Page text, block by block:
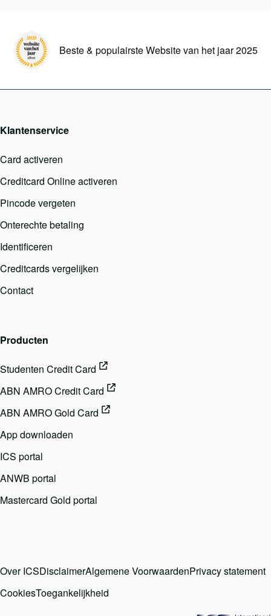
Beste & populairste Website van het jaar 2025
Klantenservice
Card activeren
Creditcard Online activeren
Pincode vergeten
Onterechte betaling
Identificeren
Creditcards vergelijken
Contact
Producten
Studenten Credit Card
ABN AMRO Credit Card
ABN AMRO Gold Card
App downloaden
ICS portal
ANWB portal
Mastercard Gold portal
Over ICSDisclaimerAlgemene VoorwaardenPrivacy statement
CookiesToegankelijkheid